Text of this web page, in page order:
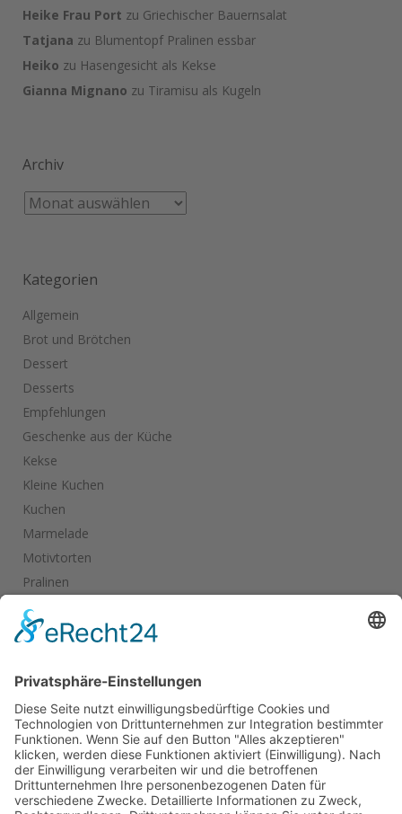
Heike Frau Port zu Griechischer Bauernsalat
Tatjana zu Blumentopf Pralinen essbar
Heiko zu Hasengesicht als Kekse
Gianna Mignano zu Tiramisu als Kugeln
Archiv
Kategorien
Allgemein
Brot und Brötchen
Dessert
Desserts
Empfehlungen
Geschenke aus der Küche
Kekse
Kleine Kuchen
Kuchen
Marmelade
Motivtorten
Pralinen
Salate
Salziges
start_torte
Torten
Weihnachtskekse
Hier dürfen Sie ein wenig stöbern